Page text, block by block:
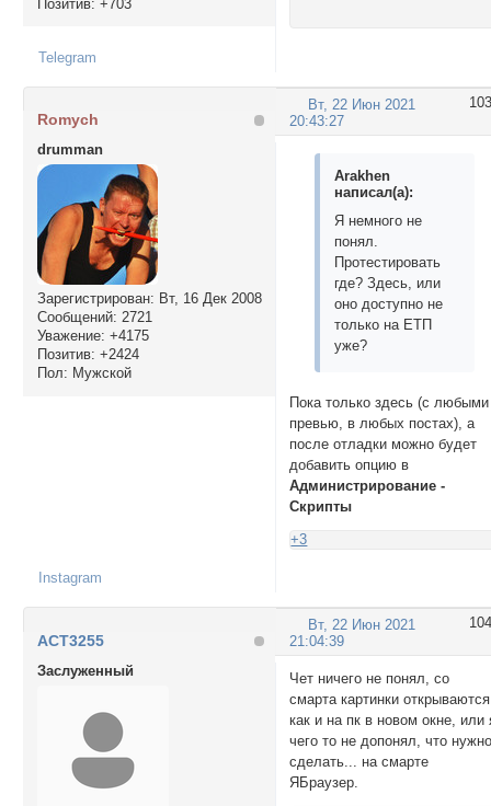
Позитив: +703
Telegram
103
Вт, 22 Июн 2021
20:43:27
Romych
drumman
Зарегистрирован: Вт, 16 Дек 2008
Сообщений: 2721
Уважение: +4175
Позитив: +2424
Пол: Мужской
Arakhen
написал(а):
Я немного не
понял.
Протестировать
где? Здесь, или
оно доступно не
только на ЕТП
уже?
Пока только здесь (с любыми
превью, в любых постах), а
после отладки можно будет
добавить опцию в
Администрирование -
Скрипты
+3
Instagram
104
Вт, 22 Июн 2021
21:04:39
ACT3255
Заслуженный
Чет ничего не понял, со
смарта картинки открываются
как и на пк в новом окне, или
чего то не допонял, что
сделать... на смарте
ЯБраузер.